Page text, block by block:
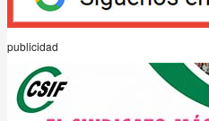
publicidad